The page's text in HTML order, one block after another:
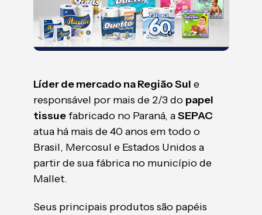
Líder de mercado na Região Sul e
responsável por mais de 2/3 do papel
tissuefabricado no Paraná, aSEPAC
atua há mais de 40 anos em todo o
Brasil, Mercosul e Estados Unidos a
partir de sua fábrica no município de
Mallet.
Seus principais produtos são papéis